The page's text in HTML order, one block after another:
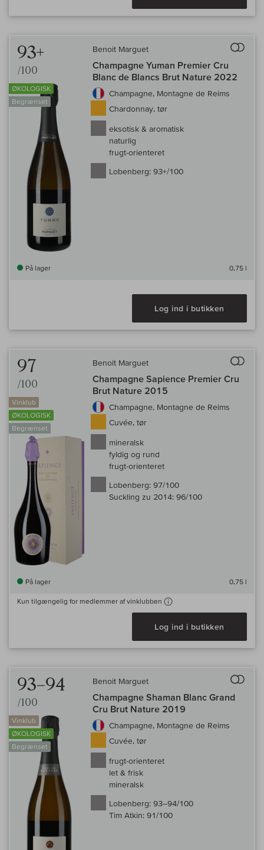
93+
/100
ØKOLOGISK
Begrænset
Benoit Marguet
Champagne Yuman Premier Cru
Blanc de Blancs Brut Nature 2022
Champagne, Montagne de Reims
Chardonnay, tør
eksotisk & aromatisk
naturlig
frugt-orienteret
Lobenberg: 93+/100
På lager 0,75 l
Log ind i butikken
97
/100
Vinklub
ØKOLOGISK
Begrænset
Benoit Marguet
Champagne Sapience Premier Cru
Brut Nature 2015
Champagne, Montagne de Reims
Cuvée, tør
mineralsk
fyldig og rund
frugt-orienteret
Lobenberg: 97/100
Suckling zu 2014: 96/100
På lager 0,75 l
Kun tilgængelig for medlemmer af vinklubben
Log ind i butikken
93–94
/100
Vinklub
ØKOLOGISK
Begrænset
Benoit Marguet
Champagne Shaman Blanc Grand
Cru Brut Nature 2019
Champagne, Montagne de Reims
Cuvée, tør
frugt-orienteret
let & frisk
mineralsk
Lobenberg: 93–94/100
Tim Atkin: 91/100